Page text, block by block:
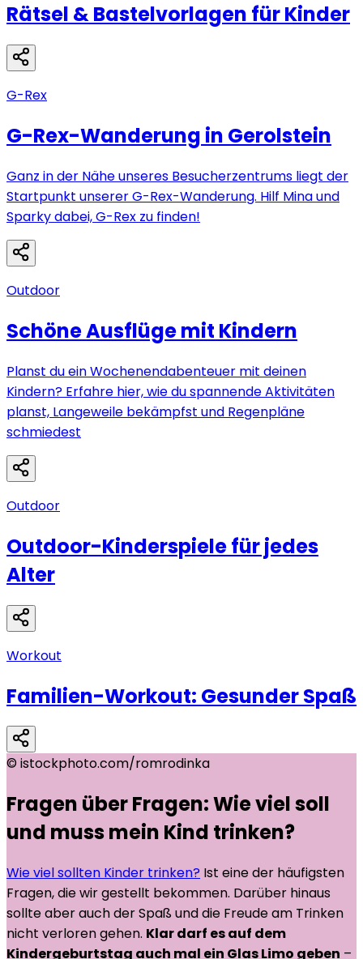
Rätsel & Bastelvorlagen für Kinder
G-Rex
G-Rex-Wanderung in Gerolstein
Ganz in der Nähe unseres Besucherzentrums liegt der
Startpunkt unserer G-Rex-Wanderung. Hilf Mina und
Sparky dabei, G-Rex zu finden!
Outdoor
Schöne Ausflüge mit Kindern
Planst du ein Wochenendabenteuer mit deinen
Kindern? Erfahre hier, wie du spannende Aktivitäten
planst, Langeweile bekämpfst und Regenpläne
schmiedest
Outdoor
Outdoor-Kinderspiele für jedes
Alter
Workout
Familien-Workout: Gesunder Spaß
© istockphoto.com/romrodinka
Fragen über Fragen: Wie viel soll
und muss mein Kind trinken?
Wie viel sollten Kinder trinken? Ist eine der häufigsten
Fragen, die wir gestellt bekommen. Darüber hinaus
sollte aber auch der Spaß und die Freude am Trinken
nicht verloren gehen. Klar darf es auf dem
Kindergeburtstag auch mal ein Glas Limo geben –